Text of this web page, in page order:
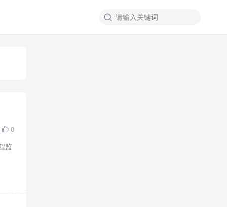

 0
监